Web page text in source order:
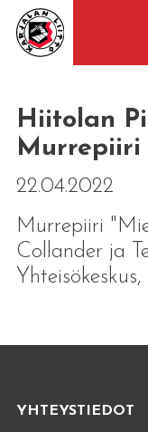
Hiitolan
Murrepiiri
22.04.2022
Murrepiiri
Collander ja
YHTEYSTIEDOT